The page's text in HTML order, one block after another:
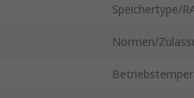
Speichertype/
Normen/